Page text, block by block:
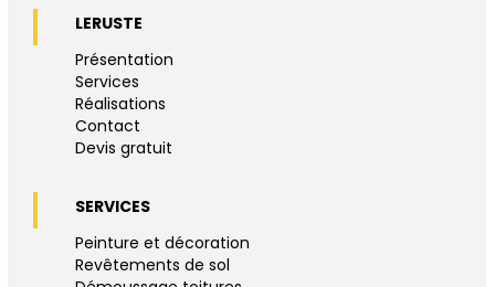
LERUSTE
Présentation
Services
Réalisations
Contact
Devis gratuit
SERVICES
Peinture et décoration
Revêtements de sol